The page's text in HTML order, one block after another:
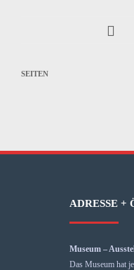
SEITEN
ADRESSE +
Museum –
Das Museum hat